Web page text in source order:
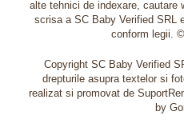
alte tehnici de indexare, cautare
scrisa a SC Baby Verified SRL
conform legii.
Copyright SC Baby Verified
drepturile asupra textelor si
realizat si promovat de
by